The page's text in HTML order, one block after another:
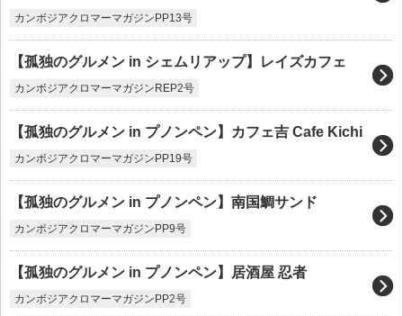
カンボジアクロマーマガジンPP13号
【孤独のグルメン in シェムリアップ】レイズカフェ
カンボジアクロマーマガジンREP2号
【孤独のグルメン in プノンペン】カフェ吉 Cafe Kichi
カンボジアクロマーマガジンPP19号
【孤独のグルメン in プノンペン】南国鯛サンド
カンボジアクロマーマガジンPP9号
【孤独のグルメン in プノンペン】居酒屋 忍者
カンボジアクロマーマガジンPP2号